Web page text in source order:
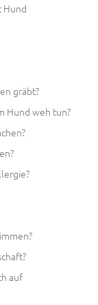
Hund
gräbt?
Hund weh tun?
auf